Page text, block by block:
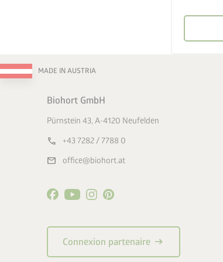
MADE IN AUSTRIA
Biohort GmbH
Pürnstein 43, A-4120 Neufelden
call +43 7282 / 7788 0
mail office@biohort.at
Connexion partenaire arrow_right_alt